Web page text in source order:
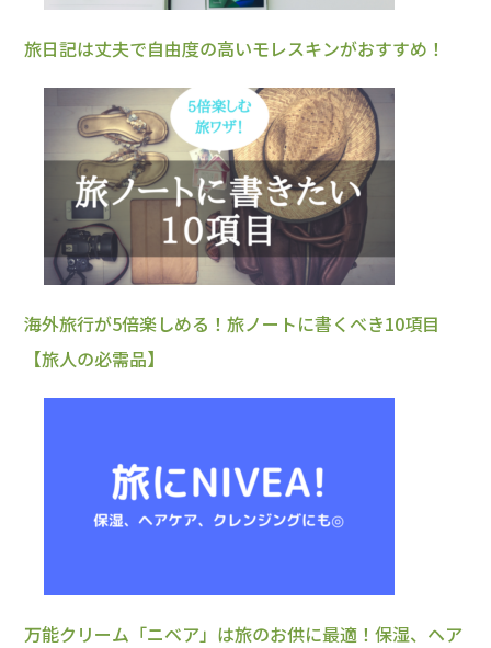
旅日記は丈夫で自由度の高いモレスキンがおすすめ！
海外旅行が5倍楽しめる！旅ノートに書くべき10項目
【旅人の必需品】
万能クリーム「ニベア」は旅のお供に最適！保湿、ヘア